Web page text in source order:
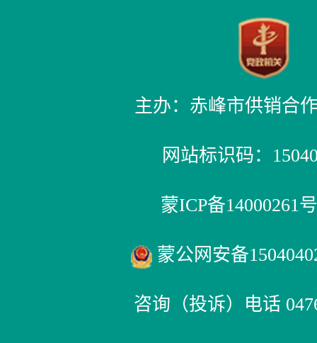
主办：赤峰市供销合
网站标识码：
蒙ICP备14000261
蒙公网安备
咨询（投诉）电话